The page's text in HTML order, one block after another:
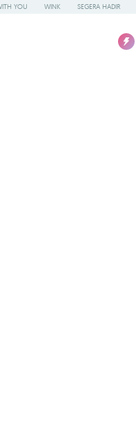
YOU WINK SEGERA HADIR